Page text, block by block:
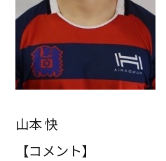
山本 快
【コメント】